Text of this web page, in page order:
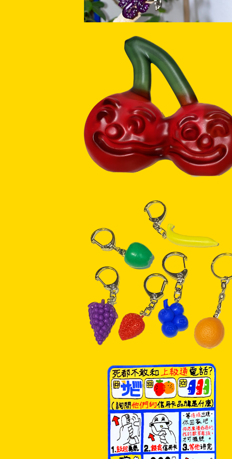
BIG CHERRY GUMMY (BIG)
¥9,900
SOLD OUT
果実のチェーン
¥600
SOLD OUT
信用卡sticker
¥500
SOLD OUT